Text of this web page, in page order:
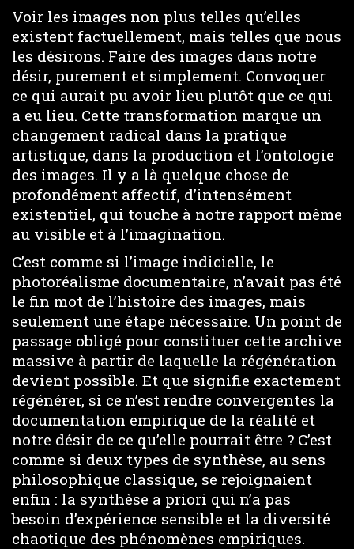
Voir les images non plus telles qu’elles
existent factuellement, mais telles que nous
les désirons. Faire des images dans notre
désir, purement et simplement. Convoquer
ce qui aurait pu avoir lieu plutôt que ce qui
a eu lieu. Cette transformation marque un
changement radical dans la pratique
artistique, dans la production et l’ontologie
des images. Il y a là quelque chose de
profondément affectif, d’intensément
existentiel, qui touche à notre rapport même
au visible et à l’imagination.
C’est comme si l’image indicielle, le
photoréalisme documentaire, n’avait pas été
le fin mot de l’histoire des images, mais
seulement une étape nécessaire. Un point de
passage obligé pour constituer cette archive
massive à partir de laquelle la régénération
devient possible. Et que signifie exactement
régénérer, si ce n’est rendre convergentes la
documentation empirique de la réalité et
notre désir de ce qu’elle pourrait être ? C’est
comme si deux types de synthèse, au sens
philosophique classique, se rejoignaient
enfin : la synthèse a priori qui n’a pas
besoin d’expérience sensible et la diversité
chaotique des phénomènes empiriques.